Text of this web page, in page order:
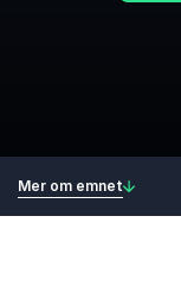
Mer om emnet